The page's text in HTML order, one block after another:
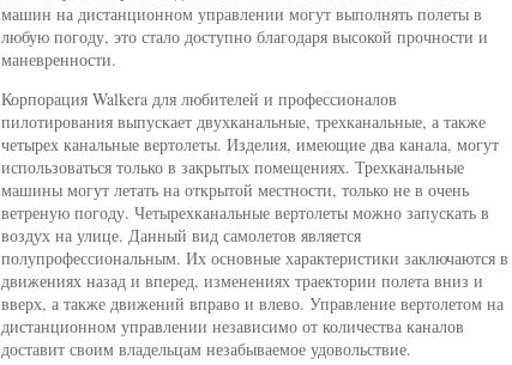
машин на дистанционном управлении могут выполнять полеты в
любую погоду, это стало доступно благодаря высокой прочности и
маневренности.
Корпорация Walkera для любителей и профессионалов
пилотирования выпускает двухканальные, трехканальные, а также
четырех канальные вертолеты. Изделия, имеющие два канала, могут
использоваться только в закрытых помещениях. Трехканальные
машины могут летать на открытой местности, только не в очень
ветреную погоду. Четырехканальные вертолеты можно запускать в
воздух на улице. Данный вид самолетов является
полупрофессиональным. Их основные характеристики заключаются в
движениях назад и вперед, изменениях траектории полета вниз и
вверх, а также движений вправо и влево. Управление вертолетом на
дистанционном управлении независимо от количества каналов
доставит своим владельцам незабываемое удовольствие.